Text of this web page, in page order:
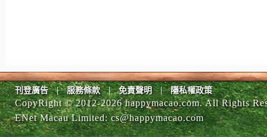
刊登廣告 | 服務條款 | 免責聲明 | 隱私權政策
CopyRight © 2012-2026 happymacao.com. All Rights
ENet Macau Limited:cs@happymacao.com